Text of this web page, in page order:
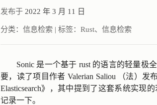
发布于 2022 年 3 月 11 日
分类： 信息检索| 标签： Rust、 信息检索
Sonic是一个基于 rust 的语言的轻量极
要，读了项目作者 Valerian Saliou （法）发
Elasticsearch》，其中提到了这套系统实现
记录一下。